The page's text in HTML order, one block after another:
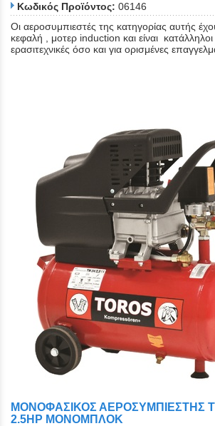
Κωδικός Προϊόντος: 06146
Οι αεροσυμπιεστές της κατηγορίας αυτής
κεφαλή , μοτερ induction και είναι
ερασιτεχνικές όσο και για ορισμένες
ΜΟΝΟΦΑΣΙΚΟΣ ΑΕΡΟΣΥΜΠΙΕΣΤΗΣ
2.5HP ΜΟΝΟΜΠΛΟΚ